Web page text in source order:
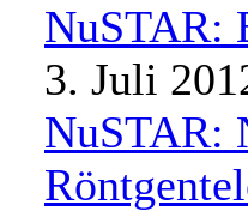
NuSTAR:
3. Juli
NuSTAR: